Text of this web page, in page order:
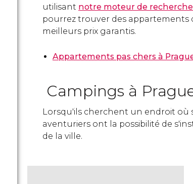
utilisant notre moteur de
pourrez trouver des appartements
meilleurs prix garantis.
Appartements pas chers à
Campings à
Lorsqu'ils cherchent un endroit où
aventuriers ont la possibilité de
de la ville.